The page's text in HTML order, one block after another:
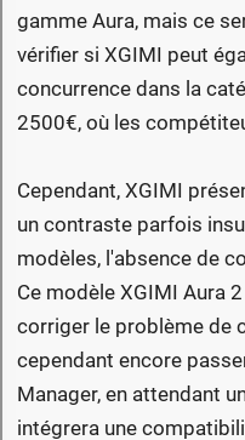
gamme Aura, mais ce
vérifier si XGIMI peut
concurrence dans la
2500€, où les
Cependant, XGIMI
un contraste parfois
modèles, l'absence de
Ce modèle XGIMI Aura
corriger le problème de
cependant encore
Manager, en attendant
intégrera une